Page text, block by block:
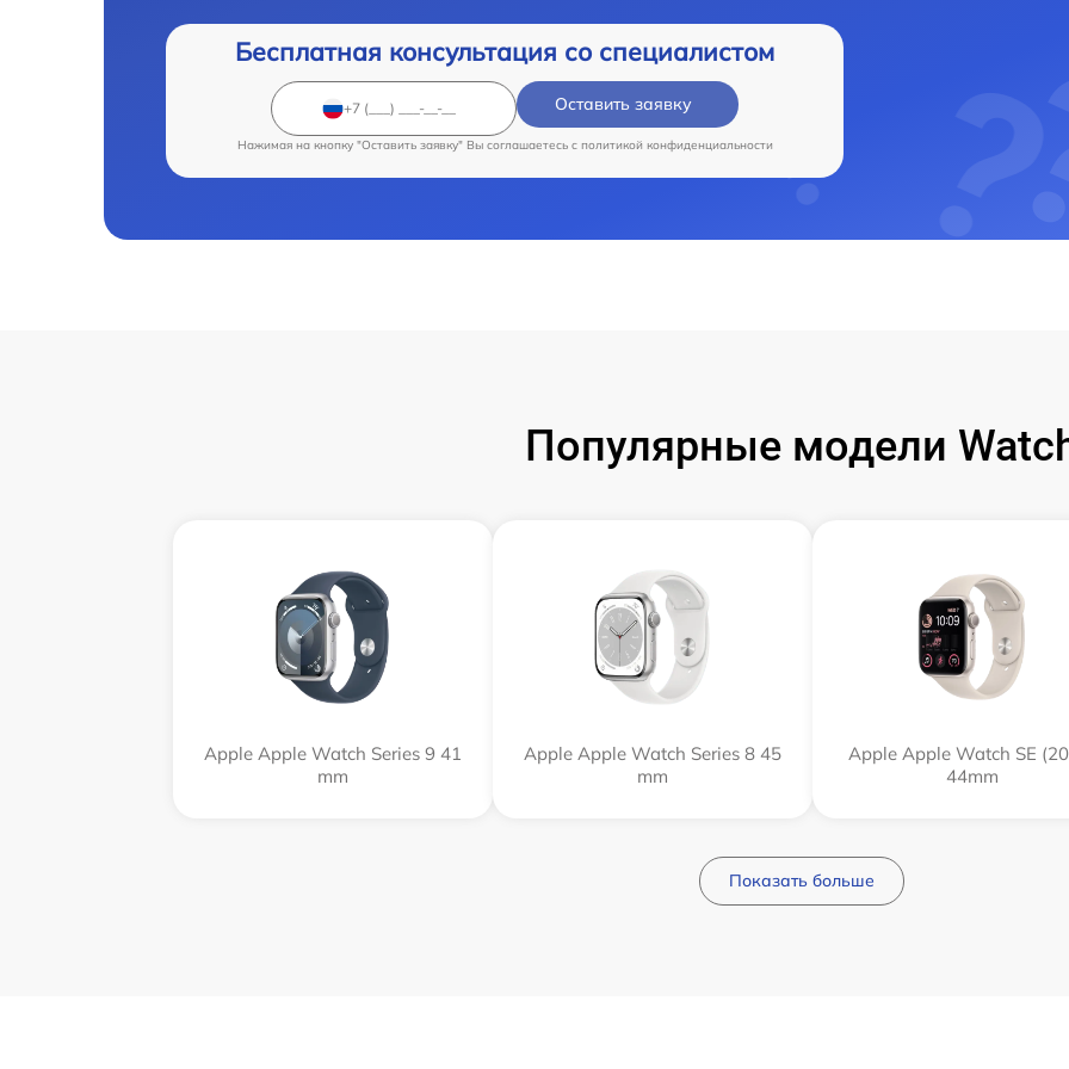
Бесплатная консультация со специалистом
Оставить заявку
Нажимая на кнопку "Оставить заявку" Вы соглашаетесь c политикой конфиденциальности
Популярные модели
Apple Apple Watch Series 9 41
mm
Apple Apple Watch Series 8 45
mm
Apple Apple Watch SE
44mm
Показать больше